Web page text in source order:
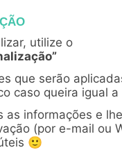
utilize o
que serão
caso queira igual
as informações e
(por e-mail ou
🙂